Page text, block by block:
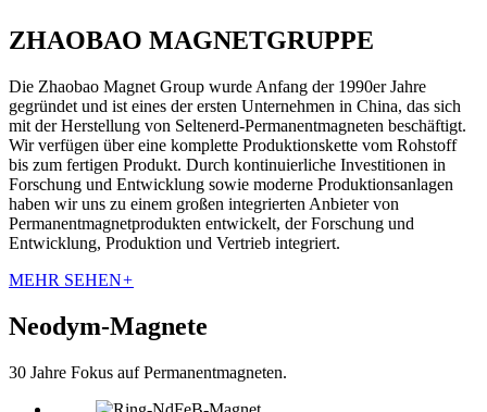
ZHAOBAO MAGNETGRUPPE
Die Zhaobao Magnet Group wurde Anfang der 1990er Jahre
gegründet und ist eines der ersten Unternehmen in China, das sich
mit der Herstellung von Seltenerd-Permanentmagneten beschäftigt.
Wir verfügen über eine komplette Produktionskette vom Rohstoff
bis zum fertigen Produkt. Durch kontinuierliche Investitionen in
Forschung und Entwicklung sowie moderne Produktionsanlagen
haben wir uns zu einem großen integrierten Anbieter von
Permanentmagnetprodukten entwickelt, der Forschung und
Entwicklung, Produktion und Vertrieb integriert.
MEHR SEHEN+
Neodym-Magnete
30 Jahre Fokus auf Permanentmagneten.